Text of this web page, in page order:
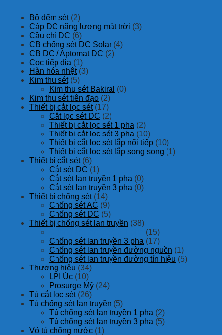
Bộ đếm sét (2)
Cáp DC năng lượng mặt trời (3)
Cầu chì DC (6)
CB chống sét DC Solar (4)
CB DC / Aptomat DC (2)
Cọc tiếp địa (1)
Hàn hóa nhệt (3)
Kim thu sét (5)
Kim thu sét Bakiral (0)
Kim thu sét tiên đạo (2)
Thiết bị cắt lọc sét (17)
Cắt lọc sét DC (2)
Thiết bị cắt lọc sét 1 pha (2)
Thiết bị cắt lọc sét 3 pha (10)
Thiết bị cắt lọc sét lắp nối tiếp (10)
Thiết bị cắt lọc sét lắp song song (1)
Thiết bị cắt sét (6)
Cắt sét DC (1)
Cắt sét lan truyền 1 pha (0)
Cắt sét lan truyền 3 pha (0)
Thiết bị chống sét (14)
Chống sét AC (9)
Chống sét DC (5)
Thiết bị chống sét lan truyền (38)
(15)
Chống sét lan truyền 3 pha (17)
Chống sét lan truyền đường nguồn (1)
Chống sét lan truyền đường tín hiệu (5)
Thương hiệu (34)
LPI Úc (10)
Prosurge Mỹ (24)
Tủ cắt lọc sét (26)
Tủ chống sét lan truyền (5)
Tủ chống sét lan truyền 1 pha (2)
Tủ chống sét lan truyền 3 pha (5)
Vỏ tủ chống nước (1)